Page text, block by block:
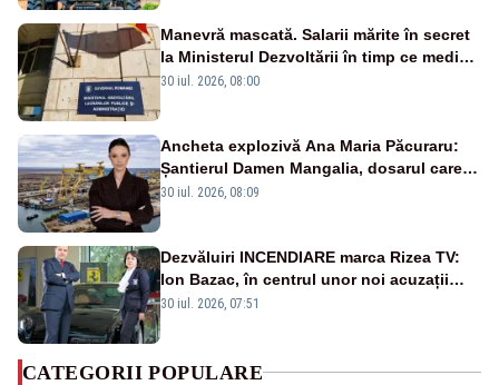
Manevră mascată. Salarii mărite în secret
la Ministerul Dezvoltării în timp ce medicii
ies în stradă
30 iul. 2026, 08:00
Ancheta explozivă Ana Maria Păcuraru:
Șantierul Damen Mangalia, dosarul care
scufundă apărarea României
30 iul. 2026, 08:09
Dezvăluiri INCENDIARE marca Rizea TV:
Ion Bazac, în centrul unor noi acuzații
publice
30 iul. 2026, 07:51
CATEGORII POPULARE